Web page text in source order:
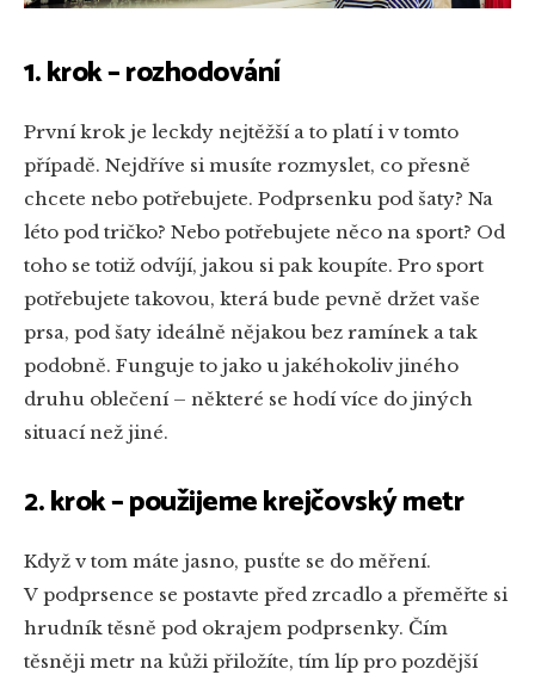
1. krok – rozhodování
První krok je leckdy nejtěžší a to platí i v tomto
případě. Nejdříve si musíte rozmyslet, co přesně
chcete nebo potřebujete. Podprsenku pod šaty? Na
léto pod tričko? Nebo potřebujete něco na sport? Od
toho se totiž odvíjí, jakou si pak koupíte. Pro sport
potřebujete takovou, která bude pevně držet vaše
prsa, pod šaty ideálně nějakou bez ramínek a tak
podobně. Funguje to jako u jakéhokoliv jiného
druhu oblečení – některé se hodí více do jiných
situací než jiné.
2. krok – použijeme krejčovský metr
Když v tom máte jasno, pusťte se do měření.
V podprsence se postavte před zrcadlo a přeměřte si
hrudník těsně pod okrajem podprsenky. Čím
těsněji metr na kůži přiložíte, tím líp pro pozdější